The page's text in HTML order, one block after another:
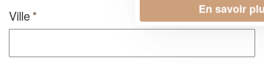
Ville
En savoir plus